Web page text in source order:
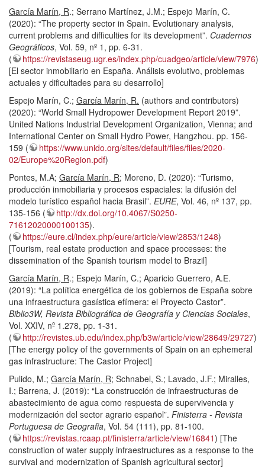
García Marín, R.; Serrano Martínez, J.M.; Espejo Marín, C.
(2020): “The property sector in Spain. Evolutionary analysis,
current problems and difficulties for its development”. Cuadernos
Geográficos, Vol. 59, nº 1, pp. 6-31.
(
https://revistaseug.ugr.es/index.php/cuadgeo/article/view/7976)
[El sector inmobiliario en España. Análisis evolutivo, problemas
actuales y dificultades para su desarrollo]
Espejo Marín, C.; García Marín, R. (authors and contributors)
(2020): “World Small Hydropower Development Report 2019”.
United Nations Industrial Development Organization, Vienna; and
International Center on Small Hydro Power, Hangzhou. pp. 156-
159 (
https://www.unido.org/sites/default/files/files/2020-
02/Europe%20Region.pdf)
Pontes, M.A; García Marín, R; Moreno, D. (2020): “Turismo,
producción inmobiliaria y procesos espaciales: la difusión del
modelo turístico español hacia Brasil”. EURE, Vol. 46, nº 137, pp.
135-156 (
http://dx.doi.org/10.4067/S0250-
71612020000100135).
(
https://eure.cl/index.php/eure/article/view/2853/1248)
[Tourism, real estate production and space processes: the
dissemination of the Spanish tourism model to Brazil]
García Marín, R.; Espejo Marín, C.; Aparicio Guerrero, A.E.
(2019): “La política energética de los gobiernos de España sobre
una infraestructura gasística efímera: el Proyecto Castor”.
Biblio3W, Revista Bibliográfica de Geografía y Ciencias Sociales,
Vol. XXIV, nº 1.278, pp. 1-31.
(
http://revistes.ub.edu/index.php/b3w/article/view/28649/29727)
[The energy policy of the governments of Spain on an ephemeral
gas infrastructure: The Castor Project]
Pulido, M.; García Marín, R; Schnabel, S.; Lavado, J.F.; Miralles,
I.; Barrena, J. (2019): “La construcción de infraestructuras de
abastecimiento de agua como respuesta de supervivencia y
modernización del sector agrario español”. Finisterra - Revista
Portuguesa de Geografia, Vol. 54 (111), pp. 81-100.
(
https://revistas.rcaap.pt/finisterra/article/view/16841) [The
construction of water supply infraestructures as a response to the
survival and modernization of Spanish agricultural sector]